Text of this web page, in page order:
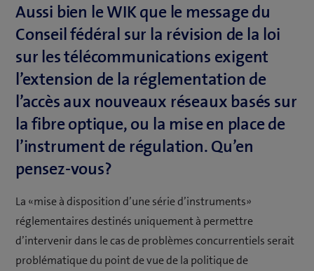
Aussi bien le WIK que le message du
Conseil fédéral sur la révision de la loi
sur les télécommunications exigent
l’extension de la réglementation de
l’accès aux nouveaux réseaux basés sur
la fibre optique, ou la mise en place de
l’instrument de régulation. Qu’en
pensez-vous?
La «mise à disposition d’une série d’instruments»
réglementaires destinés uniquement à permettre
d’intervenir dans le cas de problèmes concurrentiels serait
problématique du point de vue de la politique de